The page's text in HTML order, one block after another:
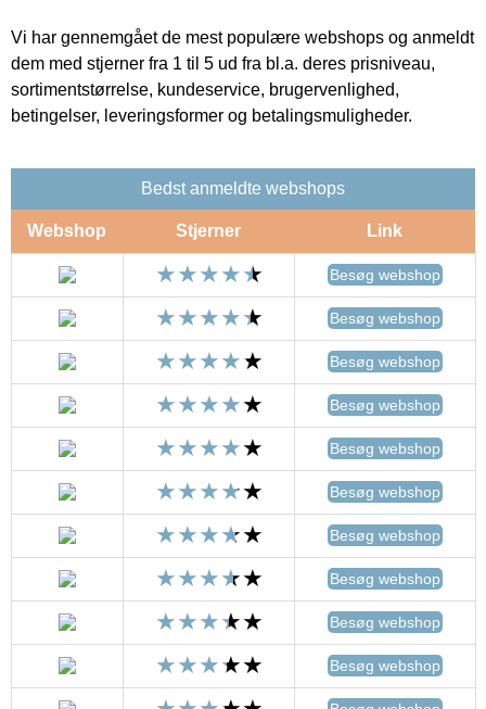
Vi har gennemgået de mest populære webshops og anmeldt
dem med stjerner fra 1 til 5 ud fra bl.a. deres prisniveau,
sortimentstørrelse, kundeservice, brugervenlighed,
betingelser, leveringsformer og betalingsmuligheder.
Bedst anmeldte webshops
Webshop Stjerner Link
Besøg webshop
Besøg webshop
Besøg webshop
Besøg webshop
Besøg webshop
Besøg webshop
Besøg webshop
Besøg webshop
Besøg webshop
Besøg webshop